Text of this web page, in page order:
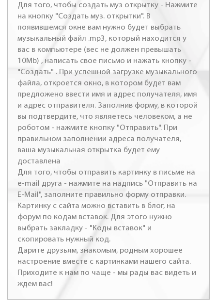
Для того, чтобы создать муз открытку - Нажмите
на кнопку "Создать муз. открытки". В
появившемся окне вам нужно будет выбрать
музыкальный файл .mp3, который находится у
вас в компьютере (вес не должен превышать
10Mb) , написать свое письмо и нажать кнопку -
"Создать" . При успешной загрузке музыкального
файла, откроется окно, в котором будет вам
предложено ввести имя и адрес получателя, имя
и адрес отправителя. Заполнив форму, в которой
вы подтвердите, что являетесь человеком, а не
роботом - нажмите кнопку "Отправить". При
правильном заполнении адреса получателя,
ваша музыкальная открытка будет ему
доставлена
Для того, чтобы отправить картинку в письме на
e-mail друга - нажмите на надпись "Отправить на
E-Mail", заполните правильно форму отправки.
Картинку с сайта можно вставить в блог, на
форум по кодам вставок. Для этого нужно
выбрать закладку - "Коды вставок" и
скопировать нужный код.
Дарите друзьям, знакомым, родным хорошее
настроение вместе с картинками нашего сайта.
Приходите к нам по чаще - мы рады вас видеть и
ждем вас!